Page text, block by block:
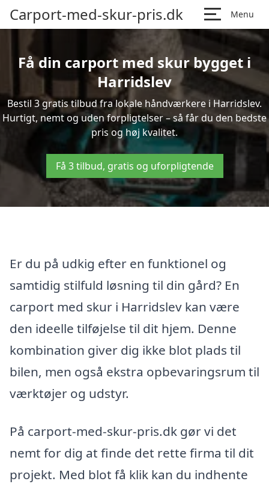
Carport-med-skur-pris.dk Menu
Få din carport med skur bygget i
Harridslev
Bestil 3 gratis tilbud fra lokale håndværkere i Harridslev.
Hurtigt, nemt og uden forpligtelser – så får du den bedste
pris og høj kvalitet.
Få 3 tilbud, gratis og uforpligtende
Er du på udkig efter en funktionel og
samtidig stilfuld løsning til din gård? En
carport med skur i Harridslev kan være
den ideelle tilføjelse til dit hjem. Denne
kombination giver dig ikke blot plads til
bilen, men også ekstra opbevaringsrum til
værktøjer og udstyr.
På carport-med-skur-pris.dk gør vi det
nemt for dig at finde det rette firma til dit
projekt. Med blot få klik kan du indhente